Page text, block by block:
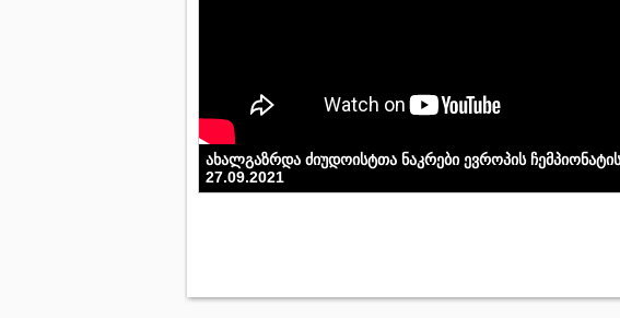
ახალგაზრდა ძიუდოისტთა ნაკრები ევროპის
27.09.2021